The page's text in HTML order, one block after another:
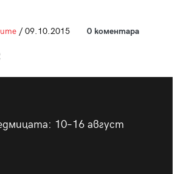
/ 09.10.2015 0 коментара
10–16 август